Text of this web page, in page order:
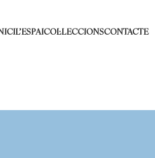
L’ESPAICOL·LECCIONSCONTACTE